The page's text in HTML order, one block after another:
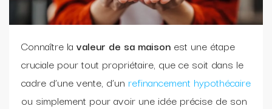
Connaître la valeur de sa maison est une étape
cruciale pour tout propriétaire, que ce soit dans le
cadre d’une vente, d’un refinancement hypothécaire
ou simplement pour avoir une idée précise de son